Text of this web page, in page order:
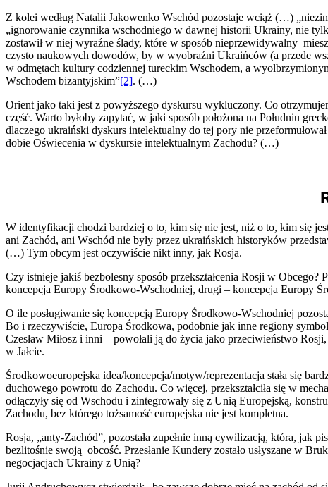
Z kolei według Natalii Jakowenko Wschód pozostaje wciąż (…)
„ignorowanie czynnika wschodniego w dawnej historii Ukrainy, nie
zostawił w niej wyraźne ślady, które w sposób nieprzewidywalny
czysto naukowych dowodów, by w wyobraźni Ukraińców (a przede
w odmętach kultury codziennej tureckim Wschodem, a
Wschodem bizantyjskim”[2]. (…)
Orient jako taki jest z powyższego dyskursu wykluczony. Co
część. Warto byłoby zapytać, w jaki sposób położona na Południu
dlaczego ukraiński dyskurs intelektualny do tej pory nie
dobie Oświecenia w dyskursie intelektualnym Zachodu? (…)
W identyfikacji chodzi bardziej o to, kim się nie jest, niż o to, kim się
ani Zachód, ani Wschód nie były przez ukraińskich historyków
(…) Tym obcym jest oczywiście nikt inny, jak Rosja.
Czy istnieje jakiś bezbolesny sposób przekształcenia Rosji w
koncepcja Europy Środkowo-Wschodniej, drugi – koncepcja Europy
O ile posługiwanie się koncepcją Europy Środkowo-Wschodniej
Bo i rzeczywiście, Europa Środkowa, podobnie jak inne regiony
Czesław Miłosz i inni – powołali ją do życia jako przeciwieństwo
w Jałcie.
Środkowoeuropejska idea/koncepcja/motyw/reprezentacja stała się
duchowego powrotu do Zachodu. Co więcej, przekształciła się w
odłączyły się od Wschodu i zintegrowały się z Unią Europejską,
Zachodu, bez którego tożsamość europejska nie jest kompletna.
Rosja, „anty-Zachód”, pozostała zupełnie inną cywilizacją, która, jak
bezlitośnie swoją obcość. Przesłanie Kundery zostało usłyszane w
negocjacjach Ukrainy z Unią?